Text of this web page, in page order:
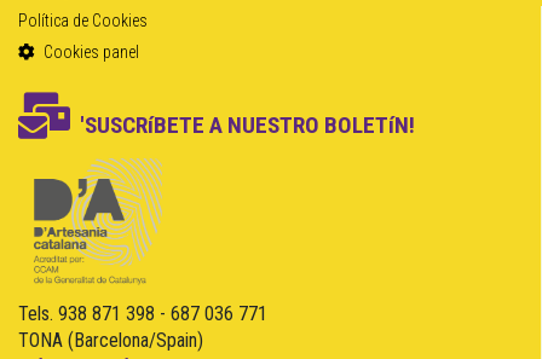
Política de Cookies
Cookies panel
'SUSCRíBETE A NUESTRO BOLETíN!
Tels. 938 871 398 - 687 036 771
TONA (Barcelona/Spain)